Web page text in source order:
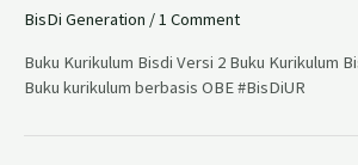
BisDi Generation /1 Comment
Buku Kurikulum Bisdi Versi 2 Buku Kurikulum
Buku kurikulum berbasis OBE #BisDiUR